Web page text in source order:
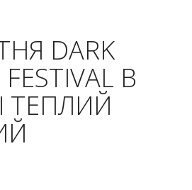
DARK
В
ТЕПЛИЙ